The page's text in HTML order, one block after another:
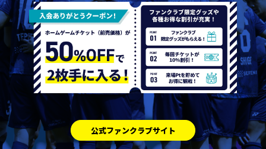
公式ファンクラブサイト